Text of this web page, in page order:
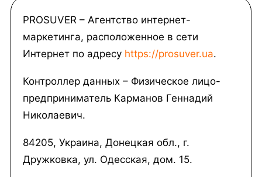
PROSUVER – Агентство интернет-
маркетинга, расположенное в сети
Интернет по адресу https://prosuver.ua.
Контроллер данных – Физическое лицо-
предприниматель Карманов Геннадий
Николаевич.
84205, Украина, Донецкая обл., г.
Дружковка, ул. Одесская, дом. 15.